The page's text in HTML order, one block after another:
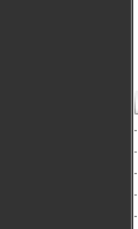
·
·
·
·
·